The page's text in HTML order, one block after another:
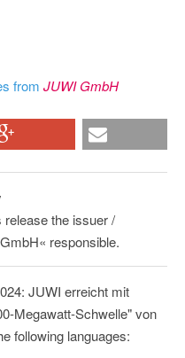
from JUWI GmbH
release the issuer /
responsible.
JUWI erreicht mit
Megawatt-Schwelle" von
following languages: